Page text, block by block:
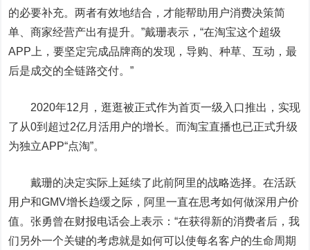
的必要补充。两者有效地结合，才能帮助用户消费决策简
单、商家经营产出有提升。”戴珊表示，“在淘宝这个超级
APP上，要坚定完成品牌商的发现，导购、种草、互动，最
后是成交的全链路交付。”
2020年12月，逛逛被正式作为首页一级入口推出，实现
了从0到超过2亿月活用户的增长。而淘宝直播也已正式升级
为独立APP“点淘”。
戴珊的决定实际上延续了此前阿里的战略选择。在活跃
用户和GMV增长趋缓之际，阿里一直在思考如何做深用户价
值。张勇曾在财报电话会上表示：“在获得新的消费者后，我
们另外一个关键的考虑就是如何可以使每名客户的生命周期